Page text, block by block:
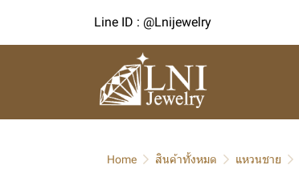
Line ID : @Lnijewelry
Home สินค้าทั้งหมด แหวนชาย